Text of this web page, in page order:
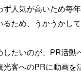
人気が高いため毎
ため、うかうかし
たいのが、PR活動
客へのPRに動画を